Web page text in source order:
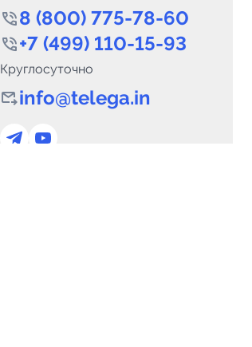
8 (800) 775-78-60
+7 (499) 110-15-93
Круглосуточно
info@telega.in